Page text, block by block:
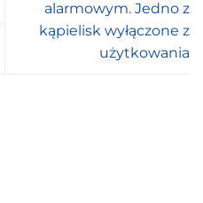
alarmowym. Jedno z
kąpielisk wyłączone z
użytkowania